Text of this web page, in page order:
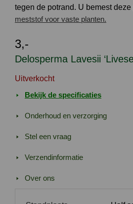
Delosperma Lavesii
tegen de potrand. U bemest
meststof voor vaste planten.
3,-
Uitverkocht
Bekijk de specificaties
Onderhoud en verzorging
Stel een vraag
Verzendinformatie
Over ons